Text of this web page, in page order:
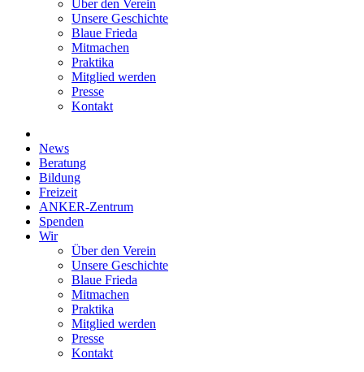
Über den Verein
Unsere Geschichte
Blaue Frieda
Mitmachen
Praktika
Mitglied werden
Presse
Kontakt
News
Beratung
Bildung
Freizeit
ANKER-Zentrum
Spenden
Wir
Über den Verein
Unsere Geschichte
Blaue Frieda
Mitmachen
Praktika
Mitglied werden
Presse
Kontakt